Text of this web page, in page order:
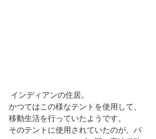
インディアンの住居。
かつてはこの様なテントを使用して、
移動生活を行っていたようです。
そのテントに使用されていたのが、バ